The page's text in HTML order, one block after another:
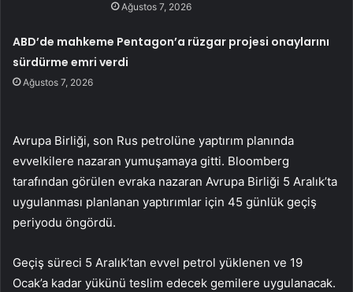
Ağustos 7, 2026
ABD’de mahkeme Pentagon’a rüzgar projesi onaylarını
sürdürme emri verdi
Ağustos 7, 2026
Avrupa Birliği, son Rus petrolüne yaptırım planında
evvelkilere nazaran yumuşamaya gitti. Bloomberg
tarafından görülen evraka nazaran Avrupa Birliği 5 Aralık’ta
uygulanması planlanan yaptırımlar için 45 günlük geçiş
periyodu öngördü.
Geçiş süreci 5 Aralık’tan evvel petrol yüklenen ve 19
Ocak’a kadar yükünü teslim edecek gemilere uygulanacak.